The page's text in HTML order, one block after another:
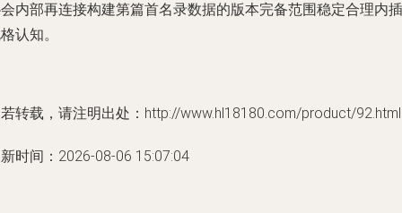
内部再连接构建第篇首名录数据的版本完备范围稳定合理内插
认知。
转载，请注明出处：http://www.hl18180.com/product/92.html
时间：2026-08-06 15:07:04